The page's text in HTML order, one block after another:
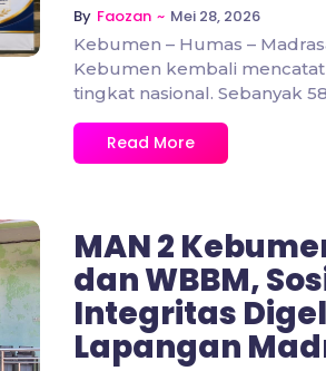
By Faozan ~ Mei 28, 2026
Kebumen – Humas –
Kebumen kembali
tingkat nasional. Sebanyak
Read More
MAN 2
dan WBBM,
Integritas
Lapangan